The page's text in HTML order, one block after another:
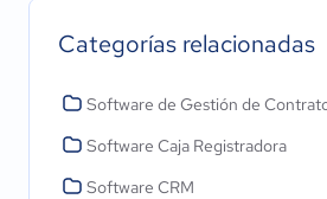
Categorías relacionadas
Software de Gestión de
Software Caja Registradora
Software CRM